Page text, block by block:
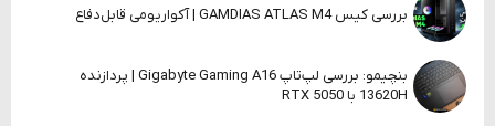
بررسی کیس GAMDIAS ATLAS M4 | آکواریومی قابل‌دفاع
بنچیمو: بررسی لپ‌تاپ Gigabyte Gaming A16 | پردازنده
13620H با RTX 5050